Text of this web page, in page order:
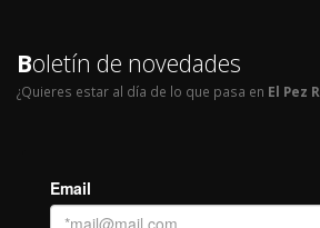
Boletín de novedades
¿Quieres estar al día de lo que pasa en El Pez